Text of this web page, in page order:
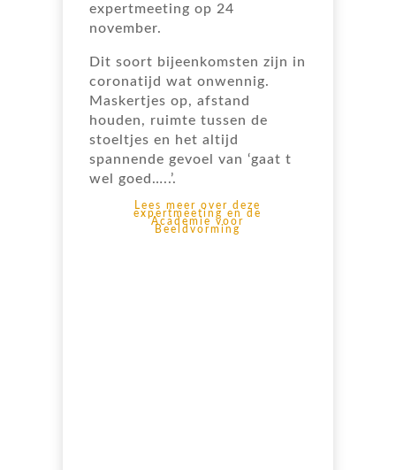
expertmeeting op 24
november.
Dit soort bijeenkomsten zijn in
coronatijd wat onwennig.
Maskertjes op, afstand
houden, ruimte tussen de
stoeltjes en het altijd
spannende gevoel van ‘gaat t
wel goed…..’.
Lees meer over deze
expertmeeting en de
Academie voor
Beeldvorming